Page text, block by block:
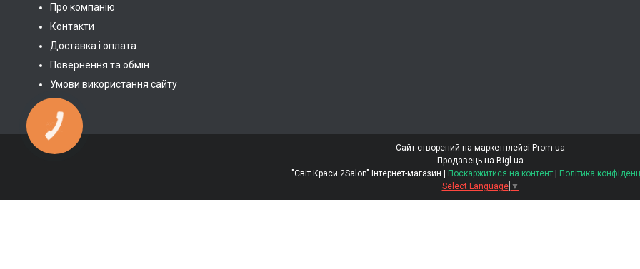
Про компанію
Контакти
Доставка і оплата
Повернення та обмін
Умови використання сайту
Сайт створений на маркетплейсі Prom.ua
Продавець на Bigl.ua
"Світ Краси 2Salon" Інтернет-магазин | Поскаржитися на контент | Політика
Select Language ▼
КНОПКА
ЗВ'ЯЗКУ